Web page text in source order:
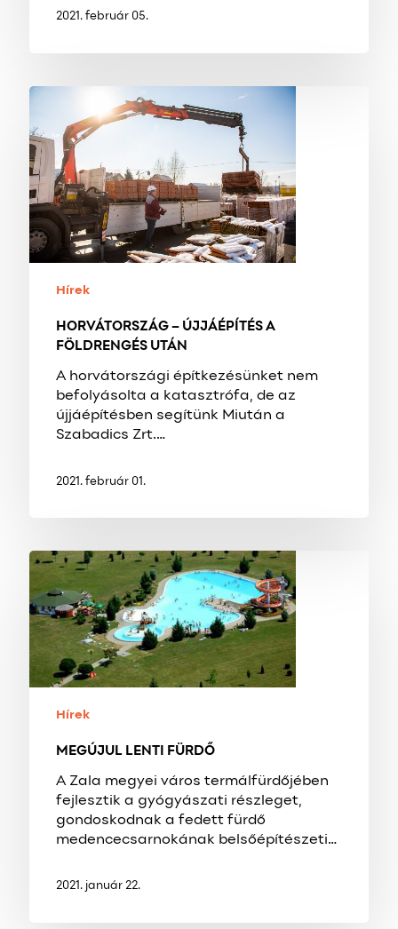
2021. február 05.
HORVÁTORSZÁG
ÚJJÁÉPÍTÉS
A
FÖLDRENGÉS
UTÁN
Hírek
HORVÁTORSZÁG – ÚJJÁÉPÍTÉS A
FÖLDRENGÉS UTÁN
A horvátországi építkezésünket nem
befolyásolta a katasztrófa, de az
újjáépítésben segítünk Miután a
Szabadics Zrt.…
2021. február 01.
MEGÚJUL
LENTI
FÜRDŐ
Hírek
MEGÚJUL LENTI FÜRDŐ
A Zala megyei város termálfürdőjében
fejlesztik a gyógyászati részleget,
gondoskodnak a fedett fürdő
medencecsarnokának belsőépítészeti…
2021. január 22.